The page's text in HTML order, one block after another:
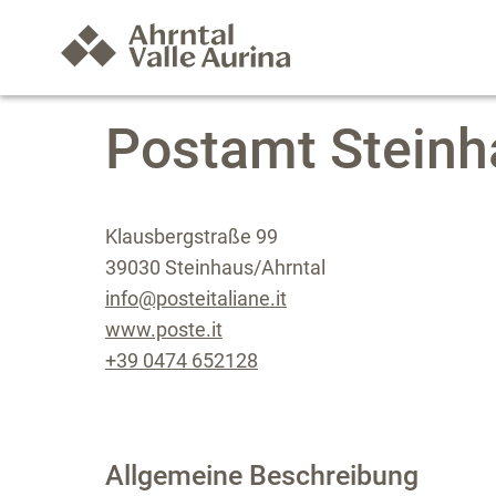
Postamt
Klausbergstraße 99
39030 Steinhaus/Ahrntal
info@posteitaliane.it
www.poste.it
+39 0474 652128
Allgemeine Beschreibung